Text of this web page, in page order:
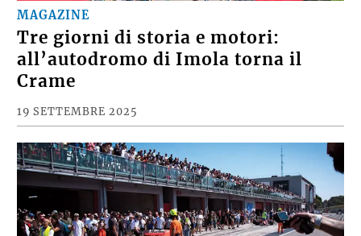
MAGAZINE
Tre giorni di storia e motori:
all’autodromo di Imola torna il
Crame
19 SETTEMBRE 2025